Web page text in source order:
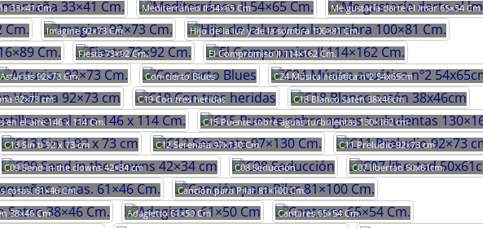
33×41 Cm. Mediterráneo II 54×65 Cm.
Me gustaría darte el lmar 65×54 Cm.
Imagine 92×73 Cm.
Hijo de la luz y de la sombra 100×81 Cm.
Fiesta 73×92 Cm.
El Compromiso II 114×162 Cm.
Asturias 92×73 Cm. Con-cierto Blues
C24 Música acuática nº2 54x65cm
92×73 cm C19 Con tres heridas
C18 Blanco satén 38x46cm
en el aire 146 x 114 Cm.
C15 Puente sobre aguas turbulentas 130×162 cm
C13 Sin ti 92 x 73 cm C12 Serenata 97×130 Cm.
C11 Preludio 92×73 cm
C09 Send in the clowns 42×34 cm C08 Seducción
C07 libertad 50x61cm.
cosas. 61×46 Cm.
Canción para Pilar 81×100 Cm.
38×46 Cm. Adagietto 61×50 Cm
Cantares 65×54 Cm.